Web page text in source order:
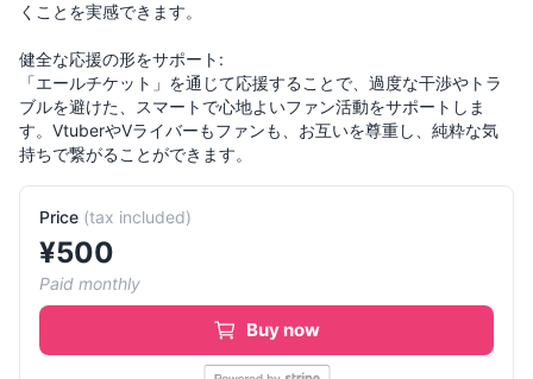
くことを実感できます。
健全な応援の形をサポート:
「エールチケット」を通じて応援することで、過度な干渉やトラ
ブルを避けた、スマートで心地よいファン活動をサポートしま
す。VtuberやVライバーもファンも、お互いを尊重し、純粋な気
持ちで繋がることができます。
Price (tax included)
¥500
Paid monthly
Buy now